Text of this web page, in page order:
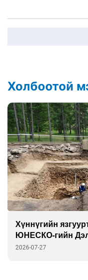
Холбоотой
Хүннүгийн
ЮНЕСКО-гийн
бүртгэлээ
2026-07-27